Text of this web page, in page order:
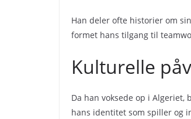
Han deler ofte historier om
formet hans tilgang til
Kulturelle
Da han voksede op i
hans identitet som spiller og